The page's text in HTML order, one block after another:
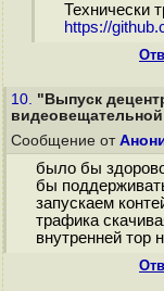
Технически
https://
10. "Выпуск
Сообщение от
было бы
бы
запускаем
трафика
внутренней тор